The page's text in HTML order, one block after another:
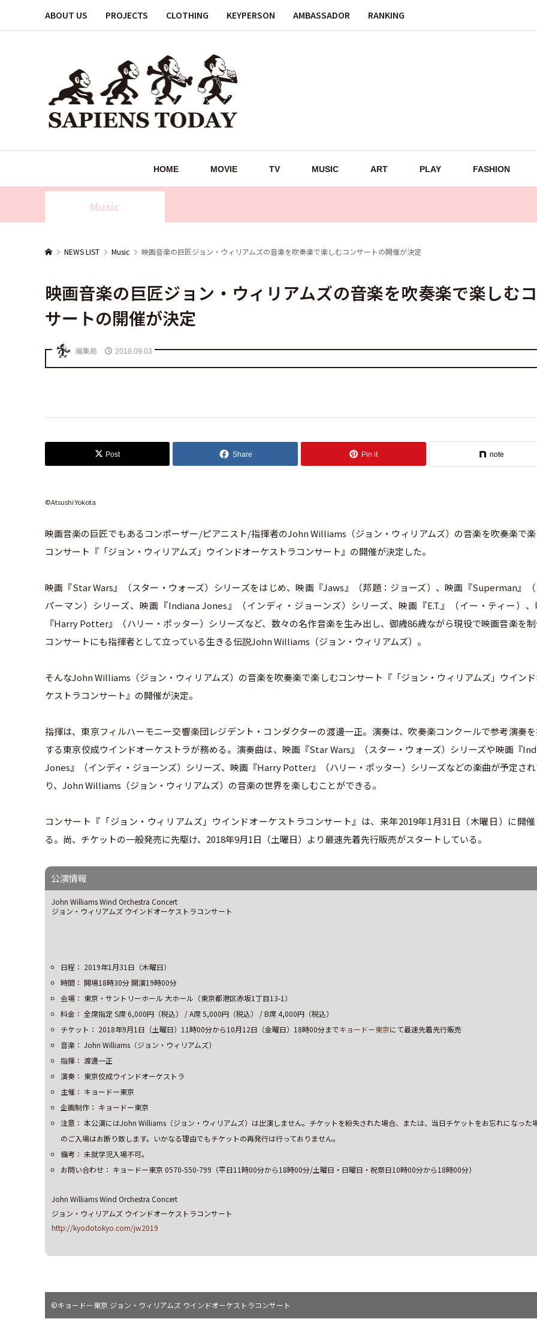
ABOUT US PROJECTS CLOTHING KEYPERSON AMBASSADOR RANKING
HOME MOVIE TV MUSIC ART PLAY FASHION
Music
NEWS LIST Music 映画音楽の巨匠ジョン・ウィリアムズの音楽を吹奏楽で楽しむコンサートの開催が決定
映画音楽の巨匠ジョン・ウィリアムズの音楽を吹奏楽で楽しむ
サートの開催が決定
編集局 2018.09.03
Post Share Pin it note
©Atsushi Yokota
映画音楽の巨匠でもあるコンポーザー/ピアニスト/指揮者のJohn Williams（ジョン・ウィリアムズ）の音楽を吹奏楽で
コンサート『「ジョン・ウィリアムズ」ウインドオーケストラコンサート』の開催が決定した。
映画『Star Wars』（スター・ウォーズ）シリーズをはじめ、映画『Jaws』（邦題：ジョーズ）、映画『Superman』（
パーマン）シリーズ、映画『Indiana Jones』（インディ・ジョーンズ）シリーズ、映画『E.T.』（イー・ティー）
『Harry Potter』（ハリー・ポッター）シリーズなど、数々の名作音楽を生み出し、御歳86歳ながら現役で映画音楽を制
コンサートにも指揮者として立っている生きる伝説John Williams（ジョン・ウィリアムズ）。
そんなJohn Williams（ジョン・ウィリアムズ）の音楽を吹奏楽で楽しむコンサート『「ジョン・ウィリアムズ」ウインド
ケストラコンサート』の開催が決定。
指揮は、東京フィルハーモニー交響楽団レジデント・コンダクターの渡邊一正。演奏は、吹奏楽コンクールで参考演奏
する東京佼成ウインドオーケストラが務める。演奏曲は、映画『Star Wars』（スター・ウォーズ）シリーズや映画『
Jones』（インディ・ジョーンズ）シリーズ、映画『Harry Potter』（ハリー・ポッター）シリーズなどの楽曲が予定さ
り、John Williams（ジョン・ウィリアムズ）の音楽の世界を楽しむことができる。
コンサート『「ジョン・ウィリアムズ」ウインドオーケストラコンサート』は、来年2019年1月31日（木曜日）に開
る。尚、チケットの一般発売に先駆け、2018年9月1日（土曜日）より最速先着先行販売がスタートしている。
公演情報
John Williams Wind Orchestra Concert
ジョン・ウィリアムズ ウインドオーケストラコンサート
日程： 2019年1月31日（木曜日）
時間： 開場18時30分 開演19時00分
会場： 東京・サントリーホール 大ホール（東京都港区赤坂1丁目13-1）
料金： 全席指定 S席 6,000円（税込） / A席 5,000円（税込） / B席 4,000円（税込）
チケット： 2018年9月1日（土曜日）11時00分から10月12日（金曜日）18時00分までキョードー東京にて最速先着先行販売
音楽： John Williams（ジョン・ウィリアムズ）
指揮： 渡邊一正
演奏： 東京佼成ウインドオーケストラ
主催： キョードー東京
企画制作： キョードー東京
注意： 本公演にはJohn Williams（ジョン・ウィリアムズ）は出演しません。チケットを紛失された場合、または、当日チケットをお忘れになった
のご入場はお断り致します。いかなる理由でもチケットの再発行は行っておりません。
備考： 未就学児入場不可。
お問い合わせ： キョードー東京 0570-550-799（平日11時00分から18時00分/土曜日・日曜日・祝祭日10時00分から18時00分）
John Williams Wind Orchestra Concert
ジョン・ウィリアムズ ウインドオーケストラコンサート
http://kyodotokyo.com/jw2019
©キョードー東京 ジョン・ウィリアムズ ウインドオーケストラコンサート